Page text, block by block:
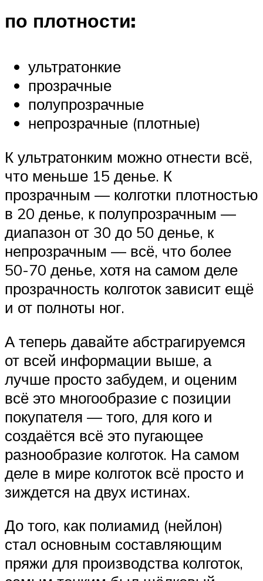
по плотности:
ультратонкие
прозрачные
полупрозрачные
непрозрачные (плотные)
К ультратонким можно отнести всё,
что меньше 15 денье. К
прозрачным — колготки плотностью
в 20 денье, к полупрозрачным —
диапазон от 30 до 50 денье, к
непрозрачным — всё, что более
50-70 денье, хотя на самом деле
прозрачность колготок зависит ещё
и от полноты ног.
А теперь давайте абстрагируемся
от всей информации выше, а
лучше просто забудем, и оценим
всё это многообразие с позиции
покупателя — того, для кого и
создаётся всё это пугающее
разнообразие колготок. На самом
деле в мире колготок всё просто и
зиждется на двух истинах.
До того, как полиамид (нейлон)
стал основным составляющим
пряжи для производства колготок,